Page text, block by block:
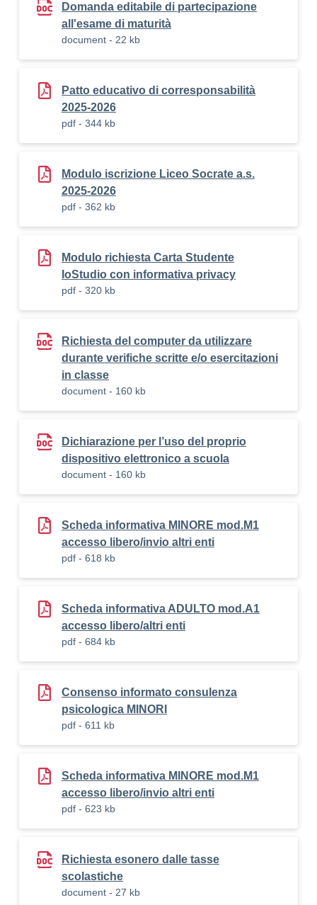
Domanda editabile di partecipazione
all'esame di maturità
document - 22 kb
Patto educativo di corresponsabilità
2025-2026
pdf - 344 kb
Modulo iscrizione Liceo Socrate a.s.
2025-2026
pdf - 362 kb
Modulo richiesta Carta Studente
IoStudio con informativa privacy
pdf - 320 kb
Richiesta del computer da utilizzare
durante verifiche scritte e/o esercitazioni
in classe
document - 160 kb
Dichiarazione per l’uso del proprio
dispositivo elettronico a scuola
document - 160 kb
Scheda informativa MINORE mod.M1
accesso libero/invio altri enti
pdf - 618 kb
Scheda informativa ADULTO mod.A1
accesso libero/altri enti
pdf - 684 kb
Consenso informato consulenza
psicologica MINORI
pdf - 611 kb
Scheda informativa MINORE mod.M1
accesso libero/invio altri enti
pdf - 623 kb
Richiesta esonero dalle tasse
scolastiche
document - 27 kb